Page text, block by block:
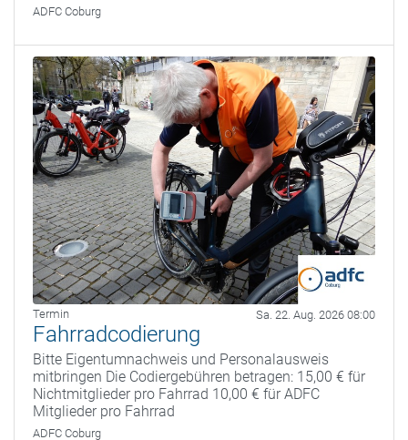
ADFC Coburg
Termin Sa. 22. Aug. 2026 08:00
Fahrradcodierung
Bitte Eigentumnachweis und Personalausweis
mitbringen Die Codiergebühren betragen: 15,00 € für
Nichtmitglieder pro Fahrrad 10,00 € für ADFC
Mitglieder pro Fahrrad
ADFC Coburg